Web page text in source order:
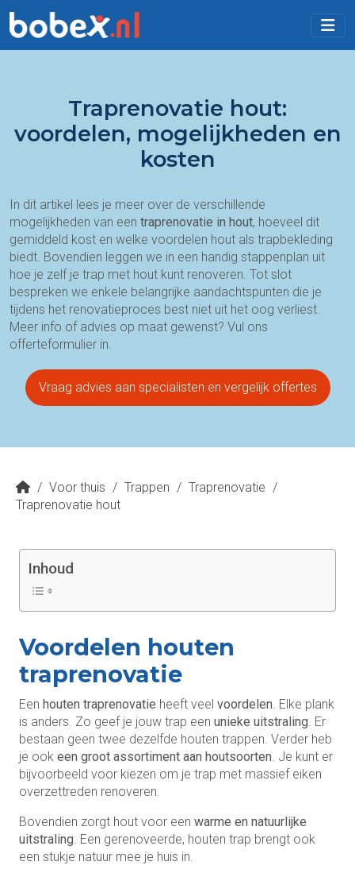
Traprenovatie hout:
voordelen, mogelijkheden en
kosten
In dit artikel lees je meer over de verschillende
mogelijkheden van een traprenovatie in hout, hoeveel dit
gemiddeld kost en welke voordelen hout als trapbekleding
biedt. Bovendien leggen we in een handig stappenplan uit
hoe je zelf je trap met hout kunt renoveren. Tot slot
bespreken we enkele belangrijke aandachtspunten die je
tijdens het renovatieproces best niet uit het oog verliest.
Meer info of advies op maat gewenst? Vul ons
offerteformulier in.
Vraag advies aan specialisten en vergelijk offertes
/ Voor thuis / Trappen / Traprenovatie /
Traprenovatie hout
Inhoud
Voordelen houten
traprenovatie
Een houten traprenovatie heeft veel voordelen. Elke plank
is anders. Zo geef je jouw trap een unieke uitstraling. Er
bestaan geen twee dezelfde houten trappen. Verder heb
je ook een groot assortiment aan houtsoorten. Je kunt er
bijvoorbeeld voor kiezen om je trap met massief eiken
overzettreden renoveren.
Bovendien zorgt hout voor een warme en natuurlijke
uitstraling. Een gerenoveerde, houten trap brengt ook
een stukje natuur mee je huis in.